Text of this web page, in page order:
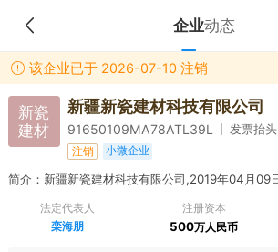
企业动态
该企业已于 2026-07-10 注销
新瓷
建材
新疆新瓷建材科技有限公司
91650109MA78ATL39L 发票抬头
注销 小微企业
法定代表人
栾海朋
注册资本
500万人民币